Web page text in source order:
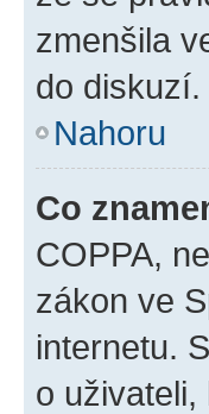
zmenšila
do diskuzí.
Nahoru
Co
COPPA,
zákon ve
internetu.
o